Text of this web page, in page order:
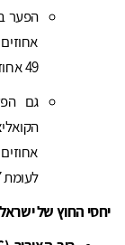
49 אחוזים בקרב הציבור הערבי.
לעומת 37 אחוזים במחנה המרכז-שמאל.
יחסי החוץ של ישראל